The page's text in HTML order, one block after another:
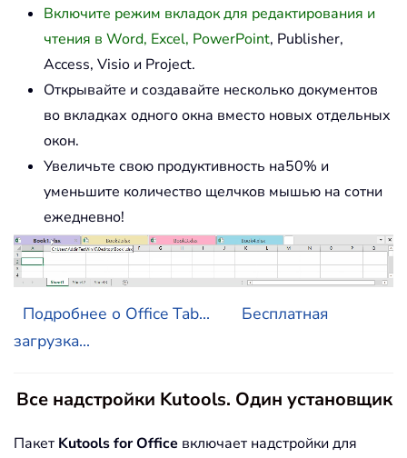
Включите режим вкладок для редактирования и
чтения в Word, Excel, PowerPoint, Publisher,
Access, Visio и Project.
Открывайте и создавайте несколько документов
во вкладках одного окна вместо новых отдельных
окон.
Увеличьте свою продуктивность на50% и
уменьшите количество щелчков мышью на сотни
ежедневно!
Подробнее о Office Tab...
Бесплатная
загрузка...
Все надстройки Kutools. Один установщик
Пакет Kutools for Office включает надстройки для